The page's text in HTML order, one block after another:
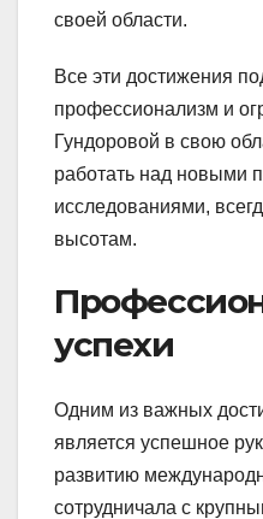
своей области.
Все эти достижения
профессионализм и
Гундоровой в свою
работать над новыми
исследованиями,
высотам.
успехи
Одним из важных
является успешное
развитию
сотрудничала с